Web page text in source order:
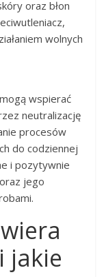
oraz błon
wolnych
wspierać
neutralizację
procesów
do codziennej
i pozytywnie
jego
jakie